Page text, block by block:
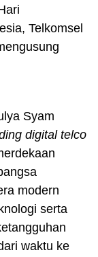
Telkomsel
Syam
digital telco
modern
serta
waktu ke